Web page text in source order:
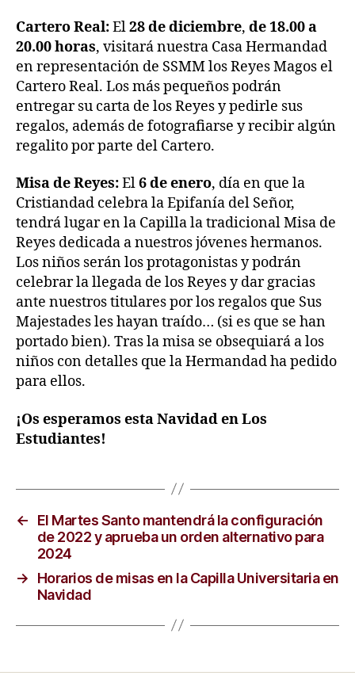
Cartero Real:El28 de diciembre, de 18.00 a
20.00 horas, visitará nuestra Casa Hermandad
en representación de SSMM los Reyes Magos el
Cartero Real. Los más pequeños podrán
entregar su carta de los Reyes y pedirle sus
regalos, además de fotografiarse y recibir algún
regalito por parte del Cartero.
Misa de Reyes:El6 de enero, día en que la
Cristiandad celebra la Epifanía del Señor,
tendrá lugar en la Capilla la tradicional Misa de
Reyes dedicada a nuestros jóvenes hermanos.
Los niños serán los protagonistas y podrán
celebrar la llegada de los Reyes y dar gracias
ante nuestros titulares por los regalos que Sus
Majestades les hayan traído… (si es que se han
portado bien). Tras la misa se obsequiará a los
niños con detalles que la Hermandad ha pedido
para ellos.
¡Os esperamos esta Navidad en Los
Estudiantes!
←
El Martes Santo mantendrá la configuración
de 2022 y aprueba un orden alternativo para
2024
→
Horarios de misas en la Capilla Universitaria en
Navidad